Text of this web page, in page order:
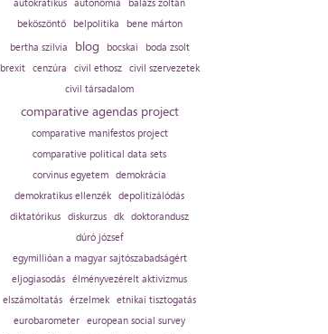
autokratikus autonómia
balázs zoltán
beköszöntő
belpolitika
bene márton
bertha szilvia
blog bocskai
boda zsolt
brexit cenzúra civil ethosz civil szervezetek
civil társadalom
comparative agendas project
comparative manifestos project
comparative political data sets
corvinus egyetem demokrácia
demokratikus ellenzék depolitizálódás
diktatórikus diskurzus dk doktorandusz
dúró józsef
egymillióan a magyar sajtószabadságért
eljogiasodás élményvezérelt aktivizmus
elszámoltatás érzelmek etnikai tisztogatás
eurobarometer european social survey